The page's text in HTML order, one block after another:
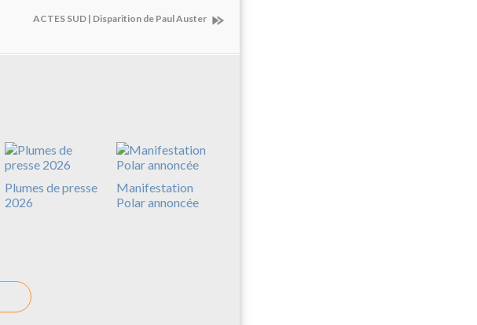
ACTES SUD | Disparition de Paul Auster
Plumes de presse
2026
Manifestation
Polar annoncée